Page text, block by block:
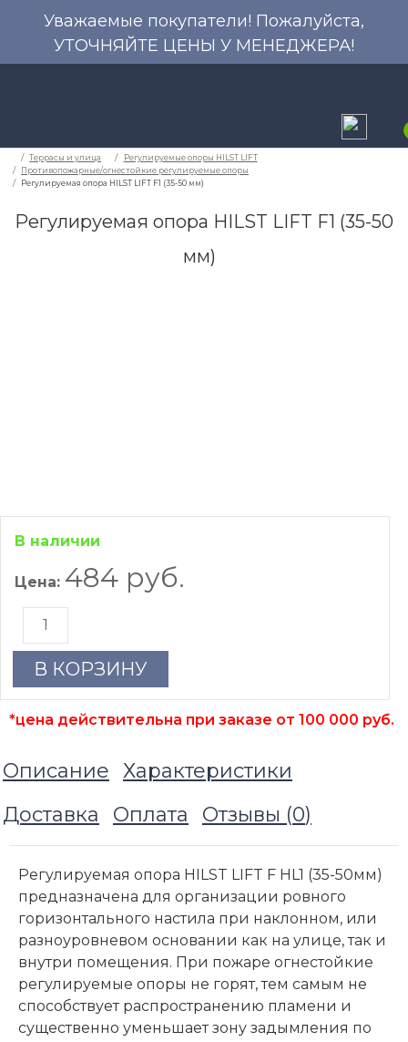
Уважаемые покупатели! Пожалуйста,
УТОЧНЯЙТЕ ЦЕНЫ У МЕНЕДЖЕРА!
Регулируемые опоры HILST
Регулируемая опора HILST LIFT F1 (35-50
мм)
В наличии
Цена: 484 руб.
В КОРЗИНУ
*цена действительна при заказе от 100 000 руб.
Описание Характеристики
Доставка
Оплата Отзывы (0)
Регулируемая опора HILST LIFT F HL1 (35-50мм)
предназначена для организации ровного
горизонтального настила при наклонном, или
разноуровневом основании как на улице, так и
внутри помещения. При пожаре огнестойкие
регулируемые опоры не горят, тем самым не
способствует распространению пламени и
существенно уменьшает зону задымления по